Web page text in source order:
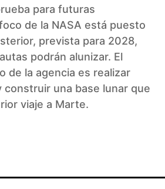
para futuras
de la NASA está puesto
prevista para 2028,
podrán alunizar. El
de la agencia es realizar
construir una base lunar que
viaje a Marte.